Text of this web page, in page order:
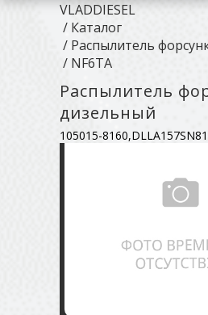
VLADDIESEL
/ Каталог
/ Распылитель
/ NF6TA
Распылитель
дизельный